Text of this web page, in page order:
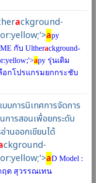
ackground-
apy
กับ Ultherackground-
apy รุ่นเดิม
อกโปรแกรมยกกระชับ
บการนิเทศการจัดการ
การสอนเพื่อยกระดับ
านออกเขียนได้
ckground-
aD Model :
ฤต สุวรรณเทน